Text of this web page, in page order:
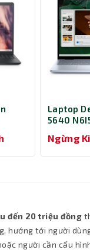
Laptop
5640
512GB/
Ngừng
đến 20 triệu đồng
hướng tới người
người cần cấu